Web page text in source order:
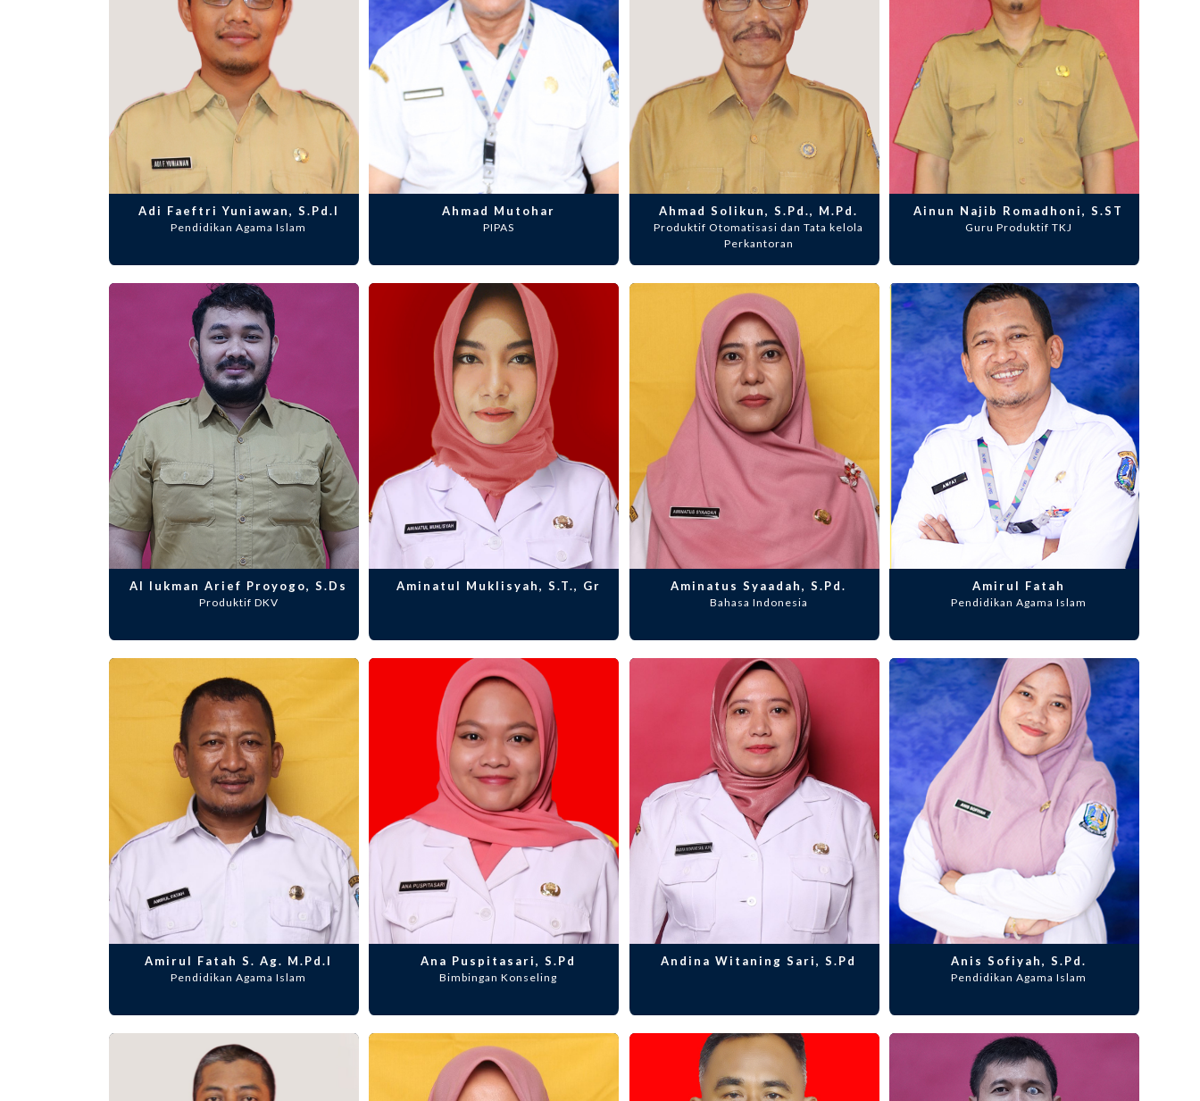
Adi Faeftri Yuniawan, S.Pd.I
Pendidikan Agama Islam
Ahmad Mutohar
PIPAS
Ahmad Solikun, S.Pd., M.Pd.
Produktif Otomatisasi dan Tata kelola
Perkantoran
Ainun Najib Romadhoni, S.ST
Guru Produktif TKJ
Al lukman Arief Proyogo, S.Ds
Produktif DKV
Aminatul Muklisyah, S.T., Gr Aminatus Syaadah, S.Pd.
Bahasa Indonesia
Amirul Fatah
Pendidikan Agama Islam
Amirul Fatah S. Ag. M.Pd.I
Pendidikan Agama Islam
Ana Puspitasari, S.Pd
Bimbingan Konseling
Andina Witaning Sari, S.Pd Anis Sofiyah, S.Pd.
Pendidikan Agama Islam